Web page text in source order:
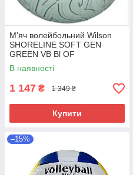
М'яч волейбольний Wilson
SHORELINE SOFT GEN
GREEN VB Bl OF
В наявності
1 147 ₴ 1 349 ₴
Купити
–15%